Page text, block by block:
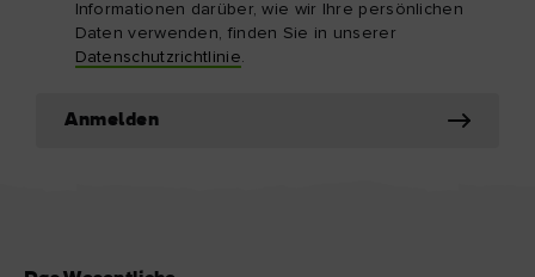
Informationen darüber, wie wir Ihre persönlichen
Daten verwenden, finden Sie in unserer
Datenschutzrichtlinie.
Anmelden